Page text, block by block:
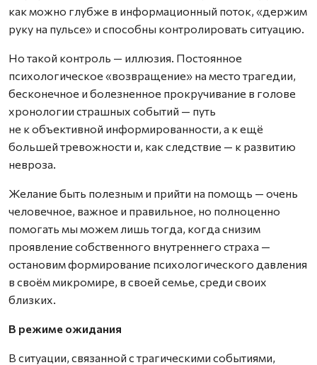
как можно глубже в информационный поток, «держим
руку на пульсе» и способны контролировать ситуацию.
Но такой контроль — иллюзия. Постоянное
психологическое «возвращение» на место трагедии,
бесконечное и болезненное прокручивание в голове
хронологии страшных событий — путь
не к объективной информированности, а к ещё
большей тревожности и, как следствие — к развитию
невроза.
Желание быть полезным и прийти на помощь — очень
человечное, важное и правильное, но полноценно
помогать мы можем лишь тогда, когда снизим
проявление собственного внутреннего страха —
остановим формирование психологического давления
в своём микромире, в своей семье, среди своих
близких.
В режиме ожидания
В ситуации, связанной с трагическими событиями,